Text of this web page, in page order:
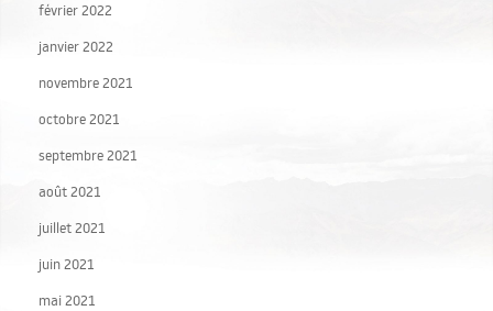
février 2022
janvier 2022
novembre 2021
octobre 2021
septembre 2021
août 2021
juillet 2021
juin 2021
mai 2021